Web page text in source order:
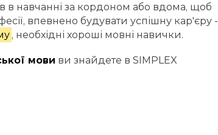
в навчанні за кордоном або вдома, щоб
впевнено будувати успішну кар'єру -
, необхідні хороші мовні навички.
мови ви знайдете в SIMPLEX